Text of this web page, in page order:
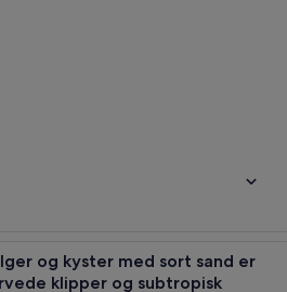
og kyster med sort sand er
klipper og subtropisk